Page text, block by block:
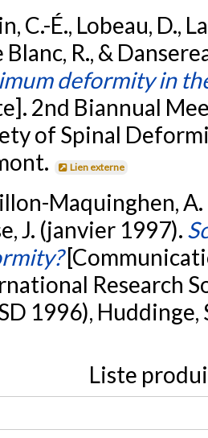
C.-É., Lobeau, D.,
Blanc, R., &
deformity in
2nd Biannual
of Spinal
Lien externe
Maquinghen, A.
J. (janvier 1997).
Research
1996),
Liste